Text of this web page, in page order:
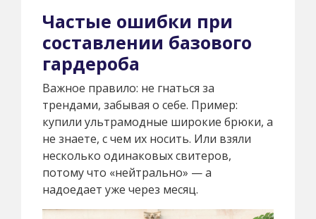
Частые ошибки при
составлении базового
гардероба
Важное правило: не гнаться за
трендами, забывая о себе. Пример:
купили ультрамодные широкие брюки, а
не знаете, с чем их носить. Или взяли
несколько одинаковых свитеров,
потому что «нейтрально» — а
надоедает уже через месяц.